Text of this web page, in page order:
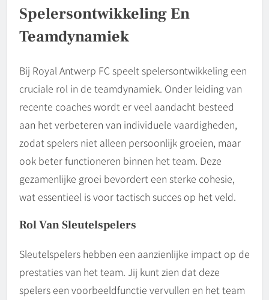
Spelersontwikkeling En
Teamdynamiek
Bij Royal Antwerp FC speelt spelersontwikkeling een
cruciale rol in de teamdynamiek. Onder leiding van
recente coaches wordt er veel aandacht besteed
aan het verbeteren van individuele vaardigheden,
zodat spelers niet alleen persoonlijk groeien, maar
ook beter functioneren binnen het team. Deze
gezamenlijke groei bevordert een sterke cohesie,
wat essentieel is voor tactisch succes op het veld.
Rol Van Sleutelspelers
Sleutelspelers hebben een aanzienlijke impact op de
prestaties van het team. Jij kunt zien dat deze
spelers een voorbeeldfunctie vervullen en het team